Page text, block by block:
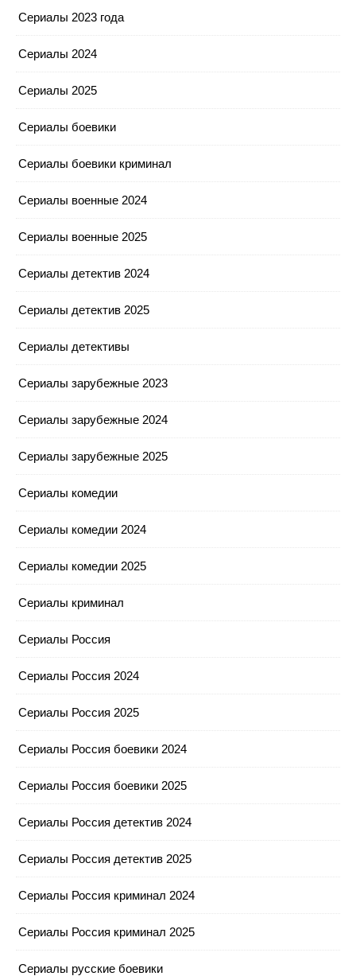
Сериалы 2023 года
Сериалы 2024
Сериалы 2025
Сериалы боевики
Сериалы боевики криминал
Сериалы военные 2024
Сериалы военные 2025
Сериалы детектив 2024
Сериалы детектив 2025
Сериалы детективы
Сериалы зарубежные 2023
Сериалы зарубежные 2024
Сериалы зарубежные 2025
Сериалы комедии
Сериалы комедии 2024
Сериалы комедии 2025
Сериалы криминал
Сериалы Россия
Сериалы Россия 2024
Сериалы Россия 2025
Сериалы Россия боевики 2024
Сериалы Россия боевики 2025
Сериалы Россия детектив 2024
Сериалы Россия детектив 2025
Сериалы Россия криминал 2024
Сериалы Россия криминал 2025
Сериалы русские боевики